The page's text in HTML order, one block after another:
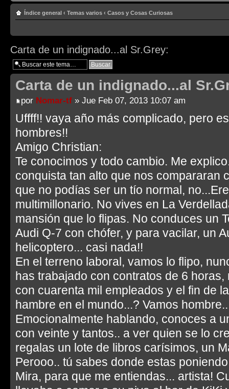
Índice general ‹ Temas varios ‹ Casos y Cosas Curiosas
Carta de un indignado...al Sr.Grey:
Carta de un indignado...al
por Nomar-tf » Jue Feb 07, 2013 10:07 am
Uffff!! vaya año más complicado, pero
hombres!!
Amigo Christian:
Te conocimos y todo cambio. Me
conquista tan alto que nos compararan
que no podías ser un tío normal,
multimillonario. No vives en La
mansión que lo flipas. No conduces un
Audi Q-7 con chófer, y para vacilar, un
helicoptero... casi nada!!
En el terreno laboral, vamos lo flipo,
has trabajado con contratos de 6
con cuarenta mil empleados y el fin de
hambre en el mundo...? Vamos
Emocionalmente hablando, conoces a
con veinte y tantos.. a ver quien se lo
regalas un lote de libros carísimos, un
Perooo.. tú sabes donde estas
Mira, para que me entiendas... artista!